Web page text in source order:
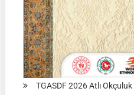
TGASDF 2026 Atlı